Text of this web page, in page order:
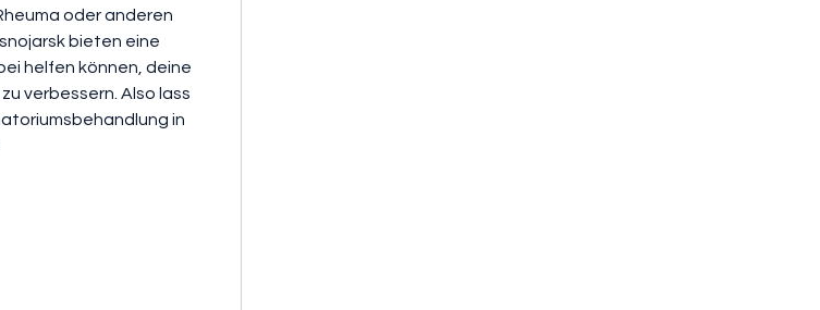
oder anderen
bieten eine
helfen können, deine
verbessern. Also lass
in